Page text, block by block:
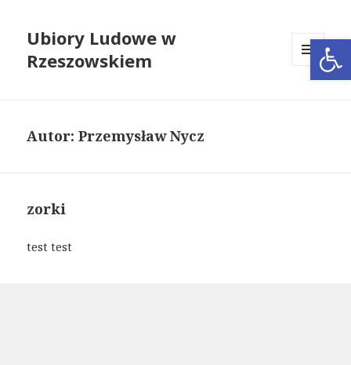
Ubiory Ludowe w
Rzeszowskiem
MENU
Autor:Przemysław Nycz
zorki
test test